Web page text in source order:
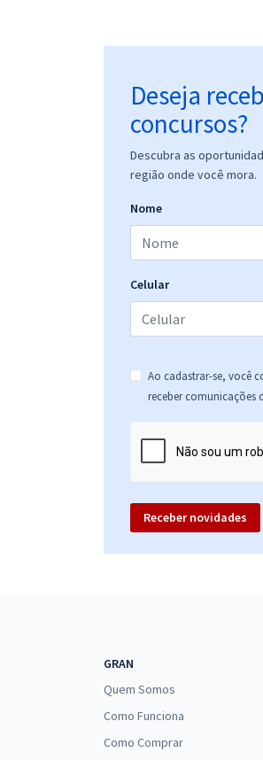
Deseja
concursos?
Descubra as
região onde você mora.
Nome
Celular
Ao cadastrar-se, você
receber comunicações
Receber novidades
GRAN
Quem Somos
Como Funciona
Como Comprar